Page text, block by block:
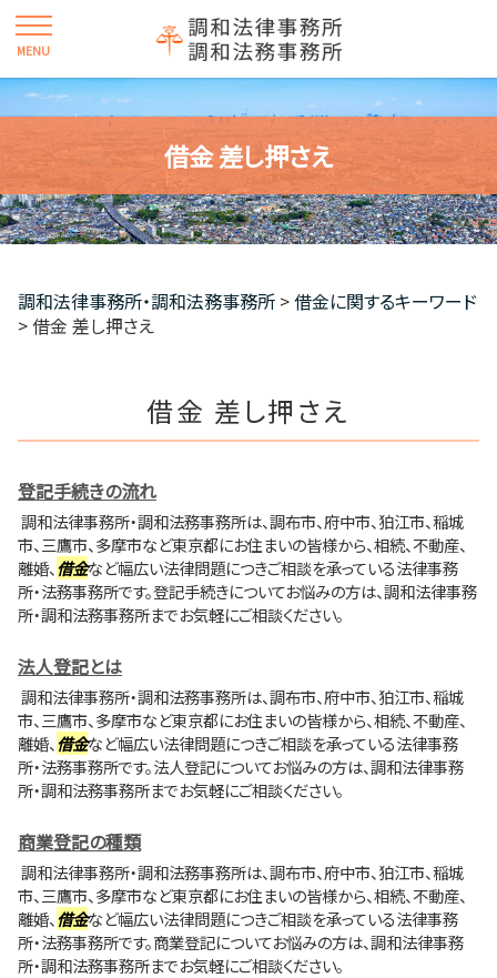
借金 差し押さえ
調和法律事務所・調和法務事務所 >借金に関するキーワード
>借金 差し押さえ
借金 差し押さえ
登記手続きの流れ
調和法律事務所・調和法務事務所は、調布市、府中市、狛江市、稲城
市、三鷹市、多摩市など東京都にお住まいの皆様から、相続、不動産、
離婚、借金など幅広い法律問題につきご相談を承っている法律事務
所・法務事務所です。登記手続きについてお悩みの方は、調和法律事務
所・調和法務事務所までお気軽にご相談ください。
法人登記とは
調和法律事務所・調和法務事務所は、調布市、府中市、狛江市、稲城
市、三鷹市、多摩市など東京都にお住まいの皆様から、相続、不動産、
離婚、借金など幅広い法律問題につきご相談を承っている法律事務
所・法務事務所です。法人登記についてお悩みの方は、調和法律事務
所・調和法務事務所までお気軽にご相談ください。
商業登記の種類
調和法律事務所・調和法務事務所は、調布市、府中市、狛江市、稲城
市、三鷹市、多摩市など東京都にお住まいの皆様から、相続、不動産、
離婚、借金など幅広い法律問題につきご相談を承っている法律事務
所・法務事務所です。商業登記についてお悩みの方は、調和法律事務
所・調和法務事務所までお気軽にご相談ください。